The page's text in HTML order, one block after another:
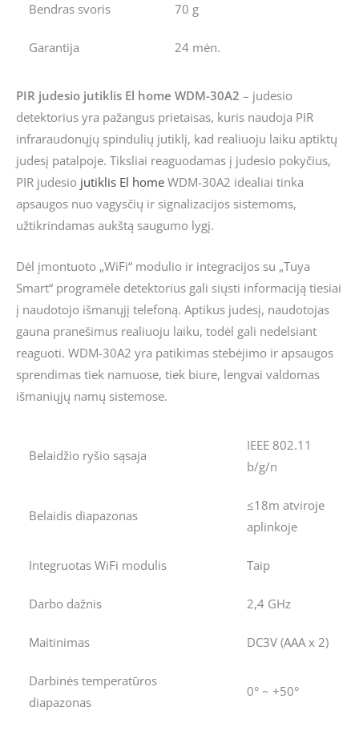
Bendras svoris 70 g
Garantija 24 mėn.
PIR judesio jutiklis El home WDM-30A2 – judesio
detektorius yra pažangus prietaisas, kuris naudoja PIR
infraraudonųjų spindulių jutiklį, kad realiuoju laiku aptiktų
judesį patalpoje. Tiksliai reaguodamas į judesio pokyčius,
PIR judesio jutiklis El home WDM-30A2 idealiai tinka
apsaugos nuo vagysčių ir signalizacijos sistemoms,
užtikrindamas aukštą saugumo lygį.
Dėl įmontuoto „WiFi“ modulio ir integracijos su „Tuya
Smart“ programėle detektorius gali siųsti informaciją tiesiai
į naudotojo išmanųjį telefoną. Aptikus judesį, naudotojas
gauna pranešimus realiuoju laiku, todėl gali nedelsiant
reaguoti. WDM-30A2 yra patikimas stebėjimo ir apsaugos
sprendimas tiek namuose, tiek biure, lengvai valdomas
išmaniųjų namų sistemose.
Belaidžio ryšio sąsaja
IEEE 802.11
b/g/n
Belaidis diapazonas
≤18m atviroje
aplinkoje
Integruotas WiFi modulis Taip
Darbo dažnis 2,4 GHz
Maitinimas DC3V (AAA x 2)
Darbinės temperatūros
diapazonas
0° ~ +50°